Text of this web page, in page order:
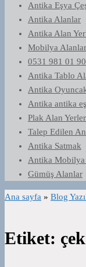
Antika Eşya
Antika Alanlar
Antika Alan
Mobilya Alanlar
0531 981 01
Antika Tablo
Antika
Antika antika
Plak Alan Yerler
Talep Edilen
Antika Satmak
Antika
Gümüş Alanlar
Ana sayfa » Blog
Etiket: